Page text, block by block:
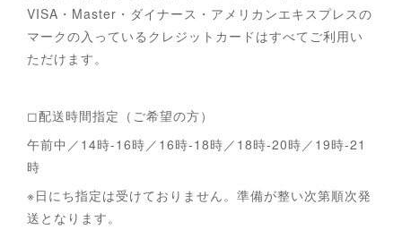
VISA・Master・ダイナース・アメリカンエキスプレスの
マークの入っているクレジットカードはすべてご利用い
ただけます。
◻︎配送時間指定（ご希望の方）
午前中／14時-16時／16時-18時／18時-20時／19時-21
時
※日にち指定は受けておりません。準備が整い次第順次発
送となります。